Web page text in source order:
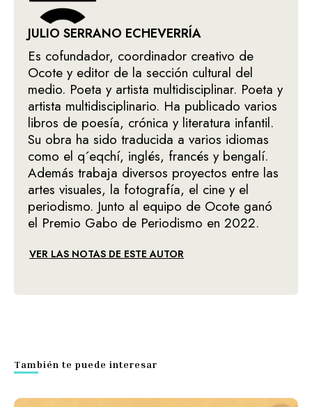
JULIO SERRANO ECHEVERRÍA
Es cofundador, coordinador creativo de
Ocote y editor de la sección cultural del
medio. Poeta y artista multidisciplinar. Poeta y
artista multidisciplinario. Ha publicado varios
libros de poesía, crónica y literatura infantil.
Su obra ha sido traducida a varios idiomas
como el q´eqchí, inglés, francés y bengalí.
Además trabaja diversos proyectos entre las
artes visuales, la fotografía, el cine y el
periodismo. Junto al equipo de Ocote ganó
el Premio Gabo de Periodismo en 2022.
VER LAS NOTAS DE ESTE AUTOR
También te puede interesar